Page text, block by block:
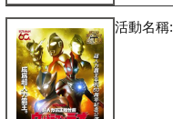
活動名稱: